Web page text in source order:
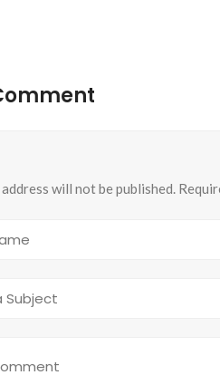
will not be published.